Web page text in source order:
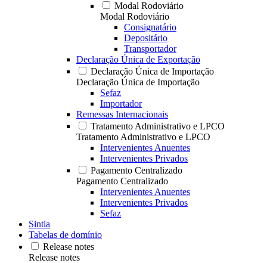
Modal Rodoviário
Modal Rodoviário
Consignatário
Depositário
Transportador
Declaração Única de Exportação
Declaração Única de Importação
Declaração Única de Importação
Sefaz
Importador
Remessas Internacionais
Tratamento Administrativo e LPCO
Tratamento Administrativo e LPCO
Intervenientes Anuentes
Intervenientes Privados
Pagamento Centralizado
Pagamento Centralizado
Intervenientes Anuentes
Intervenientes Privados
Sefaz
Sintia
Tabelas de domínio
Release notes
Release notes